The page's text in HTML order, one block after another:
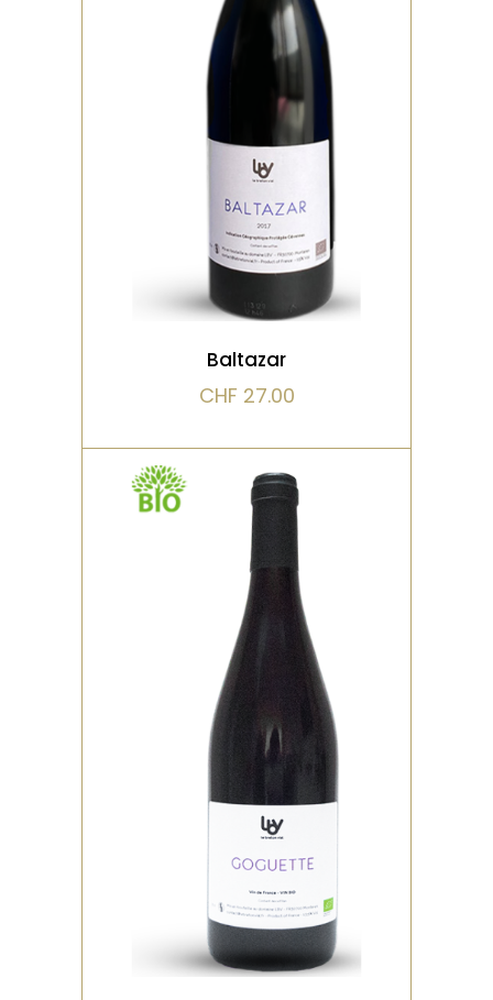
Vendange manuelle,
macération courte, presse
manuelle en bois. Aucun
intrant n’est utilisé, dose
VOIR LE PRODUIT
Baltazar
CHF 27.00
ROUGE BIO
Vendange manuelle, presse
direct, pas de macération.
levure indigène, dose très
VOIR LE PRODUIT